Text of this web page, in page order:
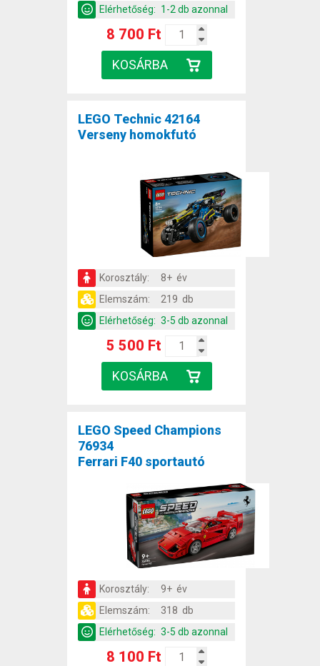
Elérhetőség: 1-2 db azonnal
8 700 Ft
LEGO Technic 42164
Verseny homokfutó
Korosztály:
8+ év
Elemszám:
219 db
Elérhetőség: 3-5 db azonnal
5 500 Ft
LEGO Speed Champions
76934
Ferrari F40 sportautó
Korosztály:
9+ év
Elemszám:
318 db
Elérhetőség: 3-5 db azonnal
8 100 Ft